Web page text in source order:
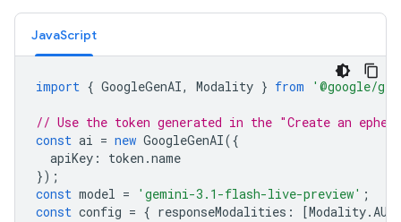
JavaScript
import { GoogleGenAI, Modality } from '@google/
// Use the token generated in the "Create an
const ai = new GoogleGenAI({
apiKey : token .name
});
const model = 'gemini-3.1-flash-live-preview' ;
const config = { responseModalities : [Modality.